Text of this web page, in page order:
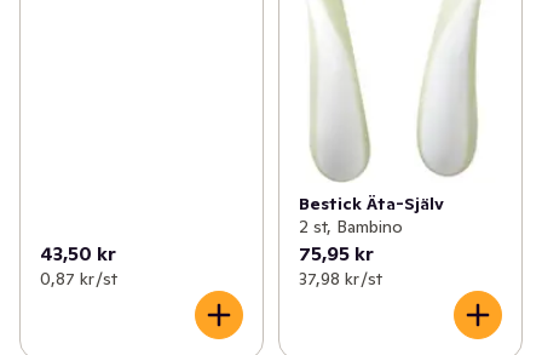
43,50 kr
0,87 kr /st
Bestick Äta-Själv
2 st, Bambino
75,95 kr
37,98 kr /st